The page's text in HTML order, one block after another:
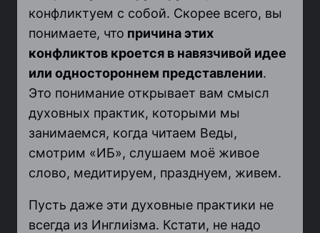
конфликтуем с собой. Скорее всего, вы
понимаете, что причина этих
конфликтов кроется в навязчивой идее
или одностороннем представлении.
Это понимание открывает вам смысл
духовных практик, которыми мы
занимаемся, когда читаем Веды,
смотрим «ИБ», слушаем моё живое
слово, медитируем, празднуем, живем.
Пусть даже эти духовные практики не
всегда из Инглиiзма. Кстати, не надо